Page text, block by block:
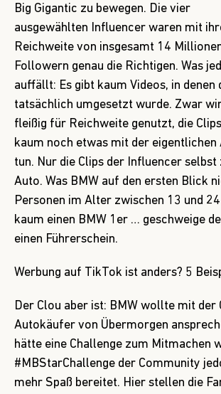
Big Gigantic zu bewegen. Die vier
ausgewählten Influencer waren mit
Reichweite von insgesamt 14
Followern genau die Richtigen. Was
auffällt: Es gibt kaum Videos, in denen
tatsächlich umgesetzt wurde. Zwar
fleißig für Reichweite genutzt, die
kaum noch etwas mit der eigentlichen
tun. Nur die Clips der Influencer selbst
Auto. Was BMW auf den ersten Blick
Personen im Alter zwischen 13 und
kaum einen BMW 1er … geschweige
einen Führerschein.
Werbung auf TikTok ist anders? 5
Der Clou aber ist: BMW wollte mit der
Autokäufer von Übermorgen
hätte eine Challenge zum Mitmachen
#MBStarChallenge der Community
mehr Spaß bereitet. Hier stellen die